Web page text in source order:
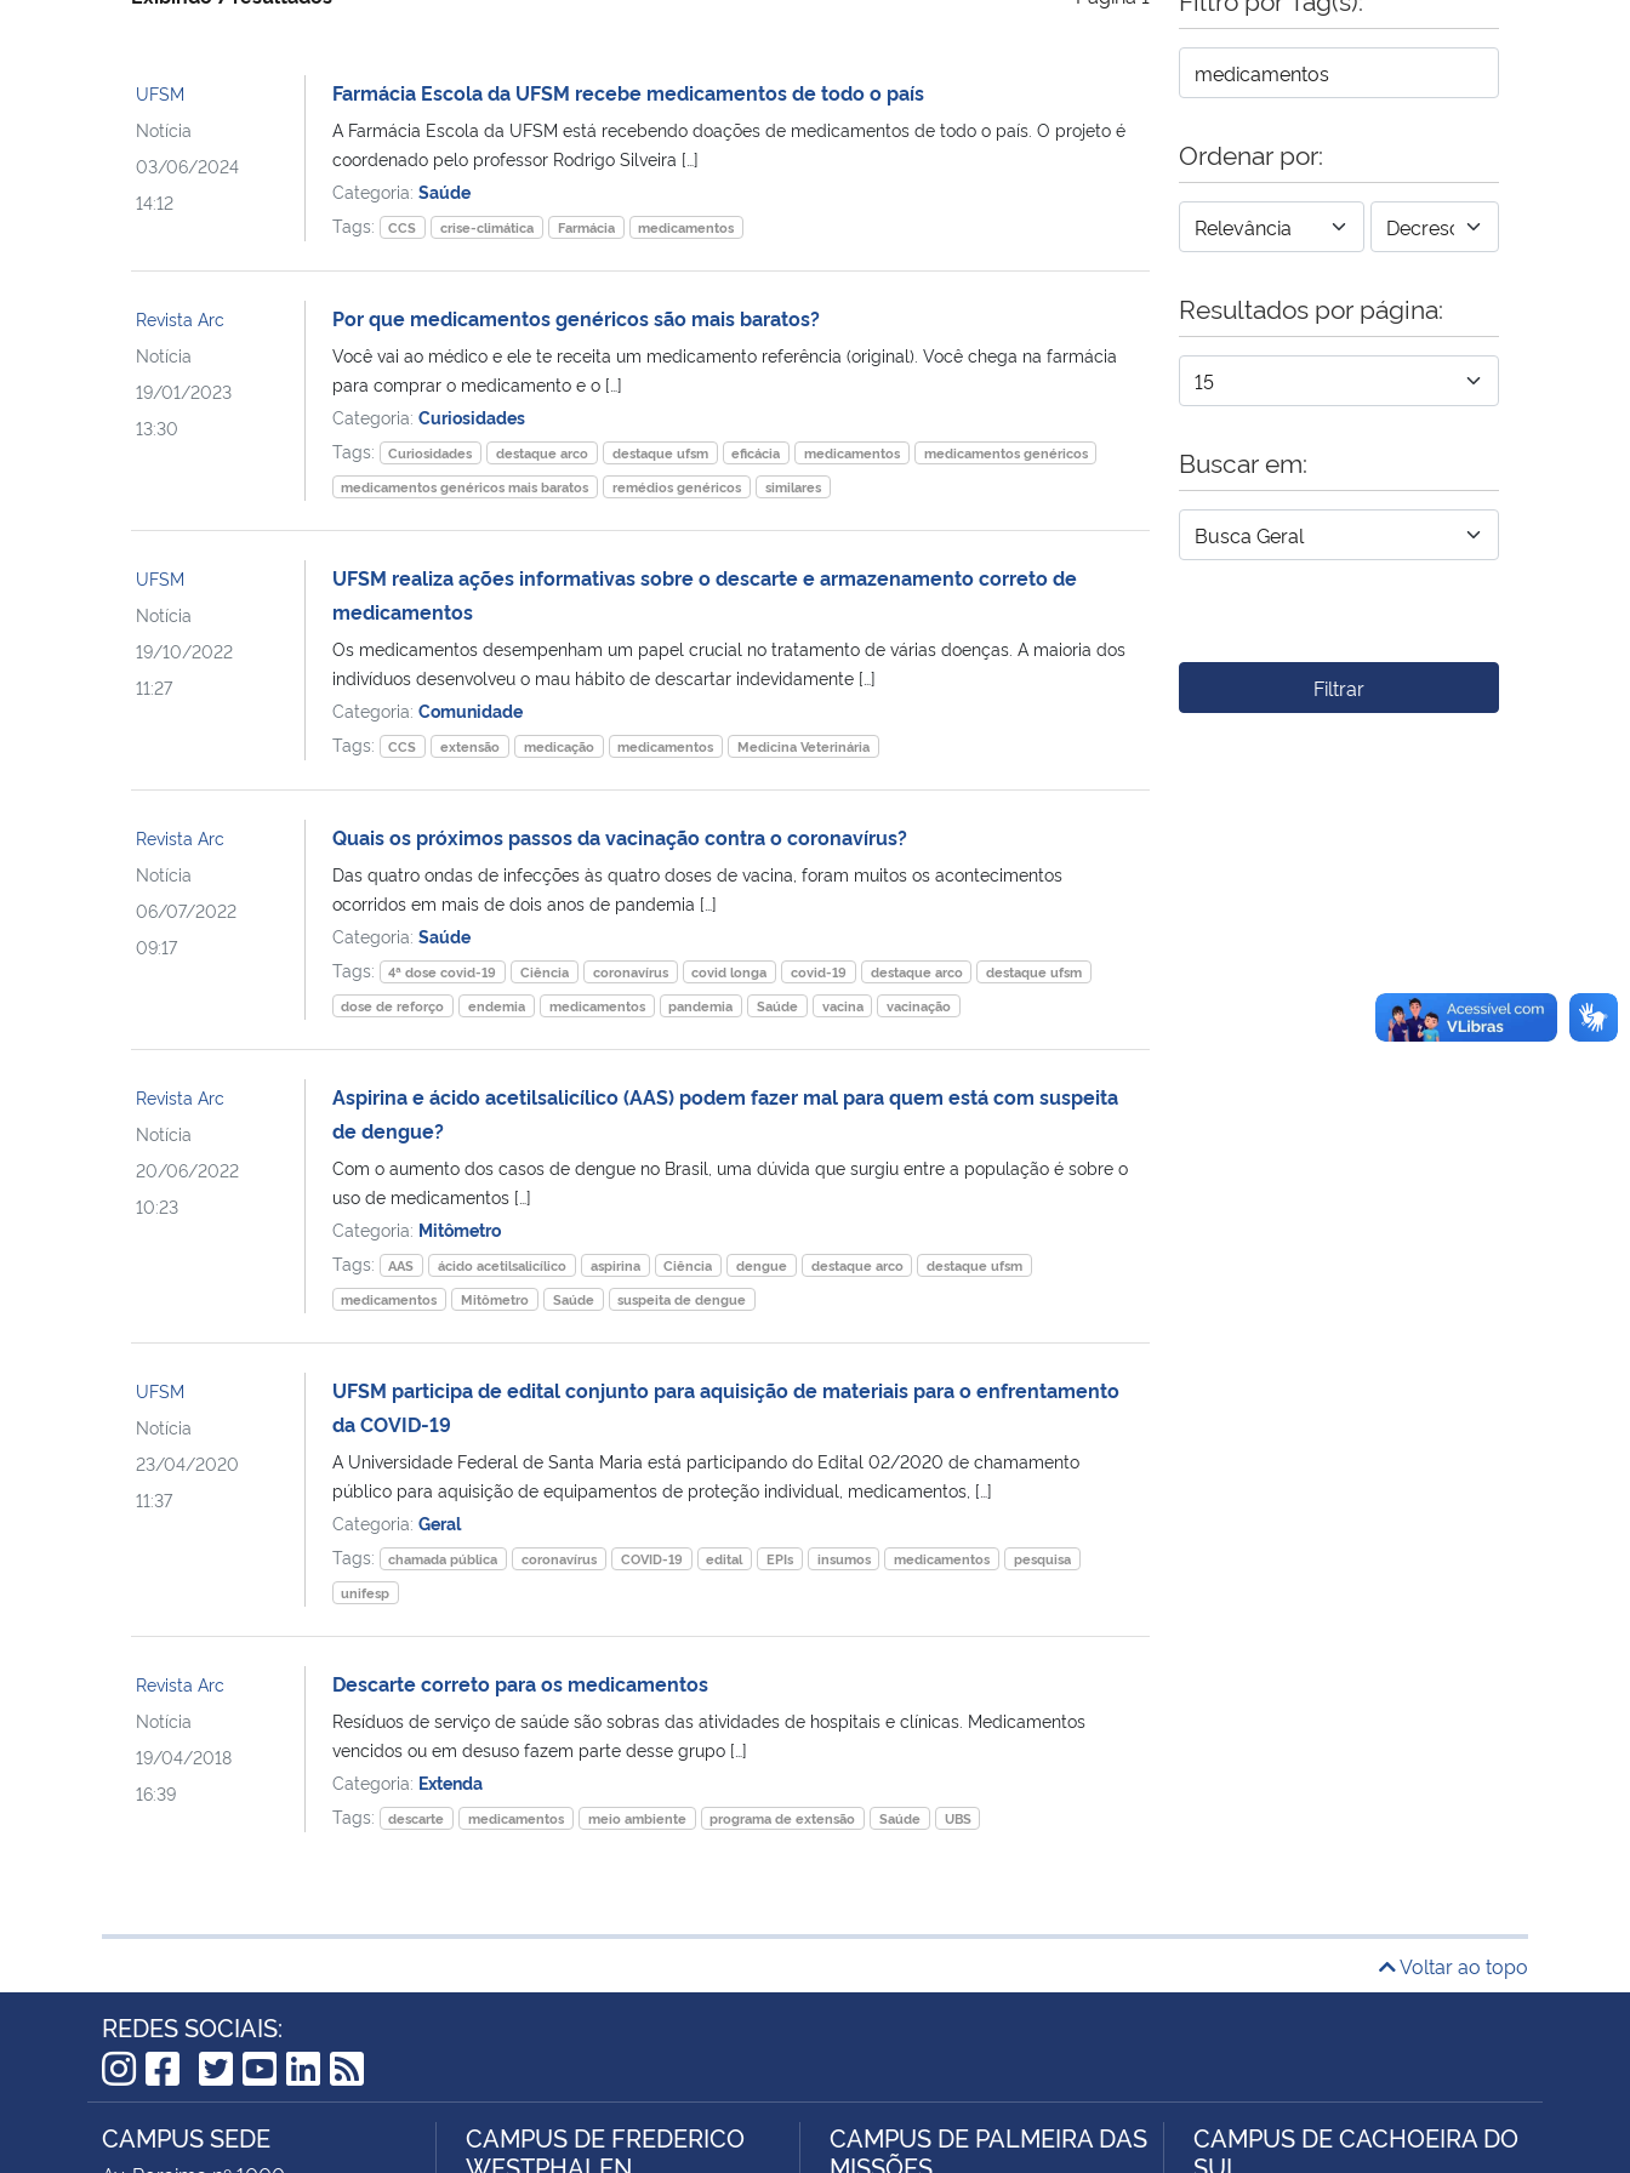
UFSM
Notícia
03/06/2024
14:12
Farmácia Escola da UFSM recebe medicamentos de todo o país
A Farmácia Escola da UFSM está recebendo doações de medicamentos de todo o país. O projeto é
coordenado pelo professor Rodrigo Silveira […]
Categoria: Saúde
Tags:
CCS crise-climática Farmácia medicamentos
Revista Arc
Notícia
19/01/2023
13:30
Por que medicamentos genéricos são mais baratos?
Você vai ao médico e ele te receita um medicamento referência (original). Você chega na farmácia
para comprar o medicamento e o […]
Categoria: Curiosidades
Tags:
Curiosidades destaque arco destaque ufsm eficácia medicamentos
medicamentos genéricos
medicamentos genéricos mais baratos
remédios genéricos similares
UFSM
Notícia
19/10/2022
11:27
UFSM realiza ações informativas sobre o descarte e armazenamento correto de
medicamentos
Os medicamentos desempenham um papel crucial no tratamento de várias doenças. A maioria dos
indivíduos desenvolveu o mau hábito de descartar indevidamente […]
Categoria: Comunidade
Tags:
CCS extensão medicação medicamentos Medicina Veterinária
Revista Arc
Notícia
06/07/2022
09:17
Quais os próximos passos da vacinação contra o coronavírus?
Das quatro ondas de infecções às quatro doses de vacina, foram muitos os acontecimentos
ocorridos em mais de dois anos de pandemia […]
Categoria: Saúde
Tags:
4ª dose covid-19 Ciência coronavírus covid longa covid-19 destaque arco
destaque ufsm
dose de reforço
endemia medicamentos pandemia Saúde vacina vacinação
Revista Arc
Notícia
20/06/2022
10:23
Aspirina e ácido acetilsalicílico (AAS) podem fazer mal para quem está com suspeita
de dengue?
Com o aumento dos casos de dengue no Brasil, uma dúvida que surgiu entre a população é sobre o
uso de medicamentos […]
Categoria: Mitômetro
Tags:
AAS ácido acetilsalicílico aspirina Ciência dengue destaque arco
destaque ufsm
medicamentos
Mitômetro Saúde suspeita de dengue
UFSM
Notícia
23/04/2020
11:37
UFSM participa de edital conjunto para aquisição de materiais para o enfrentamento
da COVID-19
A Universidade Federal de Santa Maria está participando do Edital 02/2020 de chamamento
público para aquisição de equipamentos de proteção individual, medicamentos, […]
Categoria: Geral
Tags:
chamada pública coronavírus COVID-19 edital EPIs insumos medicamentos
pesquisa
unifesp
Revista Arc
Notícia
19/04/2018
16:39
Descarte correto para os medicamentos
Resíduos de serviço de saúde são sobras das atividades de hospitais e clínicas. Medicamentos
vencidos ou em desuso fazem parte desse grupo […]
Categoria: Extenda
Tags:
descarte medicamentos meio ambiente programa de extensão Saúde UBS
Ordenar por:
Resultados por página:
Buscar em:
Filtrar
Voltar ao topo
REDES SOCIAIS:
Instagram
Facebook
TikTok
Twitter
YouTube
LinkedIn
RSS
CAMPUS SEDE
CAMPUS DE FREDERICO
WESTPHALEN
CAMPUS DE PALMEIRA DAS
MISSÕES
CAMPUS DE CACHOEIRA DO
SUL